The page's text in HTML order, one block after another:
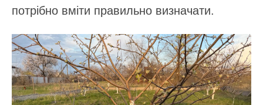
потрібно вміти правильно визначати.